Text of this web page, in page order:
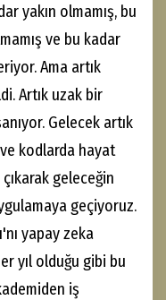
yakın olmamış, bu
ve bu kadar
Ama artık
Artık uzak bir
Gelecek artık
kodlarda hayat
geleceğin
geçiyoruz.
yapay zeka
yıl olduğu gibi bu
iş